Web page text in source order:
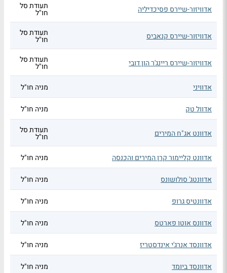
אדוויזור-שיירס פסיכדיליה תעודת סל
חו"ל
אדוויזור-שיירס קנאביס תעודת סל
חו"ל
אדוויזור-שיירס ריינג'ר הון דובי תעודת סל
חו"ל
אדוויני
מניה חו"ל
אדוול טק מניה חו"ל
אדוונט אג"ח המירים תעודת סל
חו"ל
אדוונט קליימור קרן המירים והכנסה
מניה חו"ל
אדוונטג' סולושונס מניה חו"ל
אדוונטיס גרופ מניה חו"ל
אדוונס אוטו פארטס מניה חו"ל
אדוונסד אנרג'י אינדסטריז מניה חו"ל
אדוונסד ביומד מניה חו"ל